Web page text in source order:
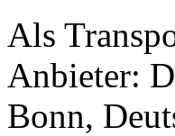
Als
Anbieter:
Bonn,